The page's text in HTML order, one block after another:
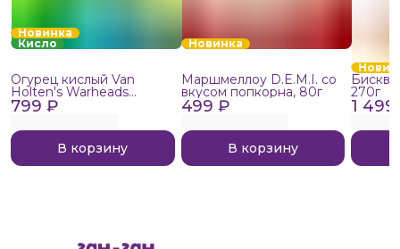
Новинка
Кисло
799 ₽
Огурец кислый Van
Holten's Warheads
Extreme Sour, 140г
В корзину
Новинка
499 ₽
Маршмеллоу D.E.M.I. со
вкусом попкорна, 80г
В корзину
1
270г